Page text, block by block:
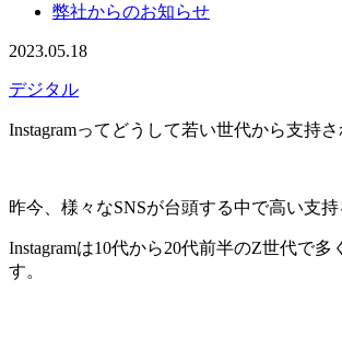
弊社からのお知らせ
2023.05.18
デジタル
Instagramってどうして若い世代から支持
昨今、様々なSNSが台頭する中で高い支持
Instagramは10代から20代前半のZ世代で
す。